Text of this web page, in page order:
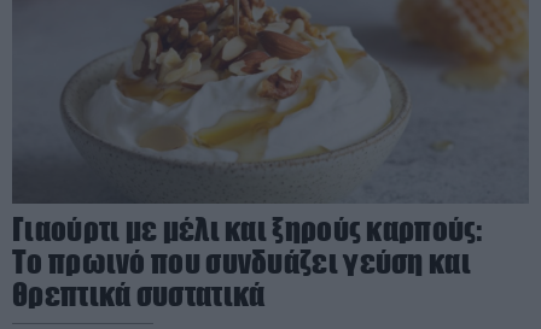
Γιαούρτι με μέλι και ξηρούς καρπούς:
Το πρωινό που συνδυάζει γεύση και
θρεπτικά συστατικά